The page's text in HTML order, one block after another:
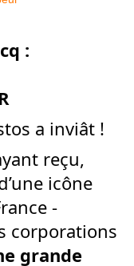
:
a inviât !
reçu,
icône
-
corporations
grande